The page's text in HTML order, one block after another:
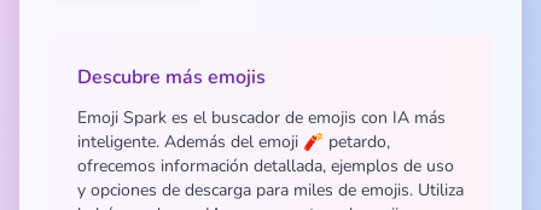
Descubre más emojis
Emoji Spark es el buscador de emojis con IA más
inteligente. Además del emoji 🧨 petardo,
ofrecemos información detallada, ejemplos de uso
y opciones de descarga para miles de emojis. Utiliza